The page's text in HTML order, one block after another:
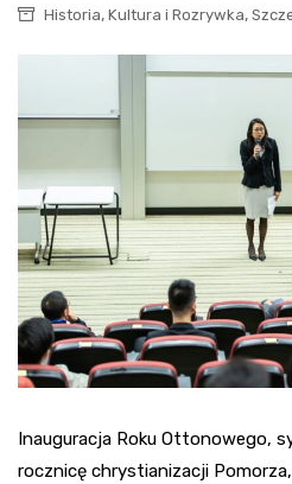
Historia, Kultura i Rozrywka,
Inauguracja Roku Ottonowego,
rocznicę chrystianizacji